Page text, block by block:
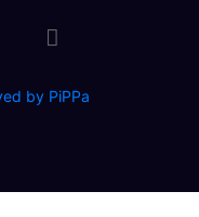
by PiPPa